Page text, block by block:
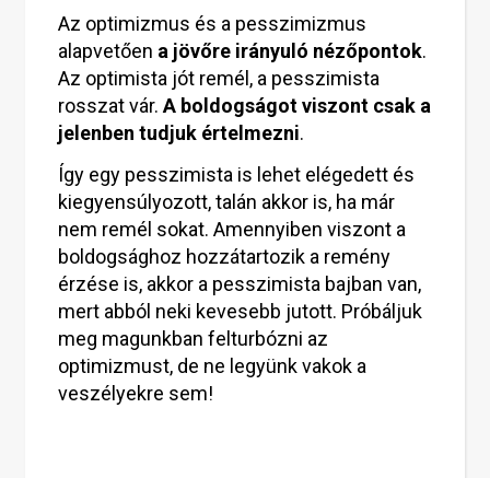
Az optimizmus és a pesszimizmus
alapvetően a jövőre irányuló nézőpontok.
Az optimista jót remél, a pesszimista
rosszat vár. A boldogságot viszont csak a
jelenben tudjuk értelmezni.
Így egy pesszimista is lehet elégedett és
kiegyensúlyozott, talán akkor is, ha már
nem remél sokat. Amennyiben viszont a
boldogsághoz hozzátartozik a remény
érzése is, akkor a pesszimista bajban van,
mert abból neki kevesebb jutott. Próbáljuk
meg magunkban felturbózni az
optimizmust, de ne legyünk vakok a
veszélyekre sem!